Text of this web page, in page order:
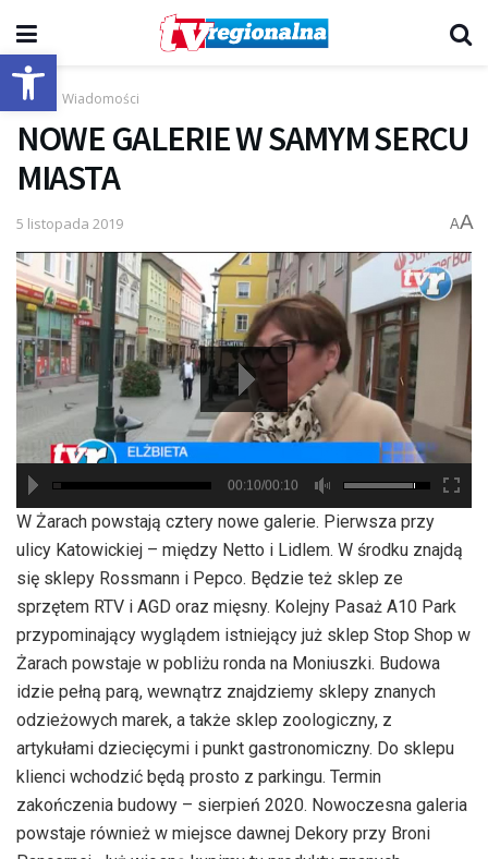
Otwórz pasek narzędzi
Start Wiadomości
NOWE GALERIE W SAMYM SERCU
MIASTA
5 listopada 2019 AA
00:10/00:10
W Żarach powstają cztery nowe galerie. Pierwsza przy
ulicy Katowickiej – między Netto i Lidlem. W środku znajdą
się sklepy Rossmann i Pepco. Będzie też sklep ze
sprzętem RTV i AGD oraz mięsny. Kolejny Pasaż A10 Park
przypominający wyglądem istniejący już sklep Stop Shop w
Żarach powstaje w pobliżu ronda na Moniuszki. Budowa
idzie pełną parą, wewnątrz znajdziemy sklepy znanych
odzieżowych marek, a także sklep zoologiczny, z
artykułami dziecięcymi i punkt gastronomiczny. Do sklepu
klienci wchodzić będą prosto z parkingu. Termin
zakończenia budowy – sierpień 2020. Nowoczesna galeria
powstaje również w miejsce dawnej Dekory przy Broni